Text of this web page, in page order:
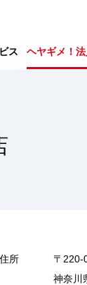
ス ヘヤギメ！
住所
〒220-
神奈川